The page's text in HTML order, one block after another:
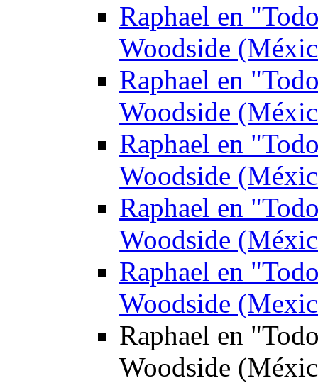
Raphael en
Woodside
Raphael en
Woodside
Raphael en
Woodside
Raphael en
Woodside
Raphael en
Woodside
Raphael en
Woodside